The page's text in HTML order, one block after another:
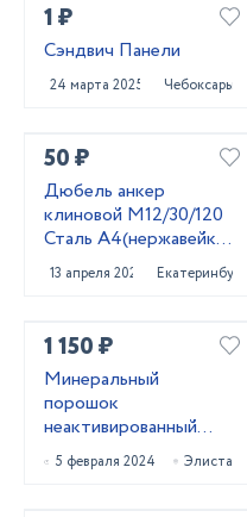
1 ₽
Сэндвич Панели
24 марта 2025 Чебоксары
50 ₽
Дюбель анкер
клиновой М12/30/120
Сталь А4(нержавейка)
Фирма WURTH
13 апреля 2024 Екатеринбург
1 150 ₽
Минеральный
порошок
неактивированный
МП-1 ГОСТ 52129-03
и МП-2 ГОСТ 32761-
5 февраля 2024 Элиста